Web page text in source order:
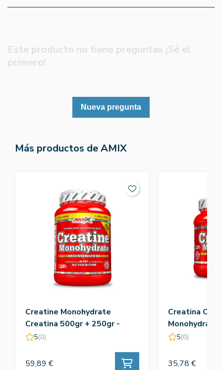
Este producto no tiene preguntas ¡Sé el
primero!
Nueva pregunta
Más productos de AMIX
Creatine Monohydrate
Creatina 500gr + 250gr -
Amix
5(0)
59,89 €
Creatina
Monohydrate
5(0)
35,78 €